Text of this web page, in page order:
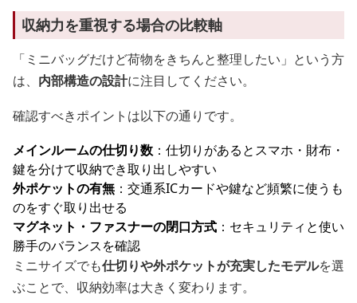
収納力を重視する場合の比較軸
「ミニバッグだけど荷物をきちんと整理したい」という方
は、 内部構造の設計に注目してください。
確認すべきポイントは以下の通りです。
メインルームの仕切り数 ：仕切りがあるとスマホ・財布・
鍵を分けて収納でき取り出しやすい
外ポケットの有無 ：交通系ICカードや鍵など頻繁に使うも
のをすぐ取り出せる
マグネット・ファスナーの閉口方式 ：セキュリティと使い
勝手のバランスを確認
ミニサイズでも仕切りや外ポケットが充実したモデルを選
ぶことで、収納効率は大きく変わります。